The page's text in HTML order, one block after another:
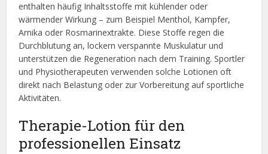
enthalten häufig Inhaltsstoffe mit kühlender oder
wärmender Wirkung – zum Beispiel Menthol, Kampfer,
Arnika oder Rosmarinextrakte. Diese Stoffe regen die
Durchblutung an, lockern verspannte Muskulatur und
unterstützen die Regeneration nach dem Training. Sportler
und Physiotherapeuten verwenden solche Lotionen oft
direkt nach Belastung oder zur Vorbereitung auf sportliche
Aktivitäten.
Therapie-Lotion für den
professionellen Einsatz